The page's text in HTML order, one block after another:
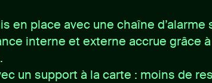
en place avec une chaîne
interne et externe accrue grâce
un support à la carte : moins de